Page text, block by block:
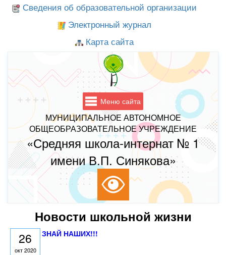
Сведения об образовательной организации
Электронный журнал
Карта сайта
Меню сайта
МУНИЦИПАЛЬНОЕ АВТОНОМНОЕ
ОБЩЕОБРАЗОВАТЕЛЬНОЕ УЧРЕЖДЕНИЕ
«Средняя школа-интернат № 1
имени В.П. Синякова»
Новости школьной жизни
26
окт 2020
ЗНАЙ НАШИХ!!!